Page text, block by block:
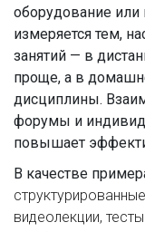
оборудование или
измеряется тем,
занятий — в
проще, а в
дисциплины.
форумы и
повышает
В качестве
видеолекции,